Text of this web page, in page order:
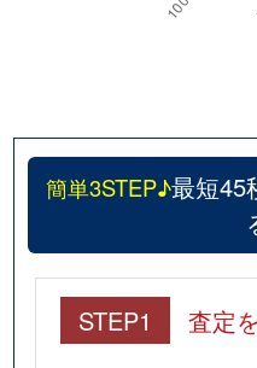
簡単3STEP♪最短45
STEP1 査定